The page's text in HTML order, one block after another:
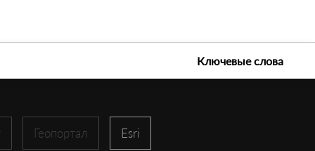
Ключевые слова
Геопортал Esri